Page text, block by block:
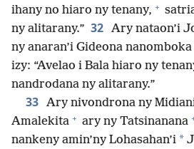
ihany no hiaro ny tenany, +
ny alitarany.” 32 Ary nataon’i
ny anaran’i Gideona
izy: “Avelao i Bala hiaro ny
nandrodana ny alitarany.”
33 Ary nivondrona ny
Amalekita + ary ny Tatsinanana
nankeny amin’ny Lohasahan’i *